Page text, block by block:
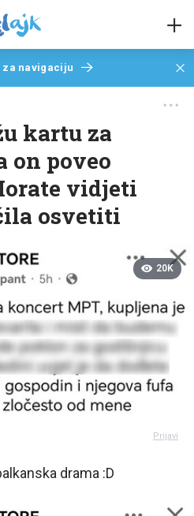
za navigaciju
kartu za
on poveo
vidjeti
osvetiti
20K
Prijavi
drama :D